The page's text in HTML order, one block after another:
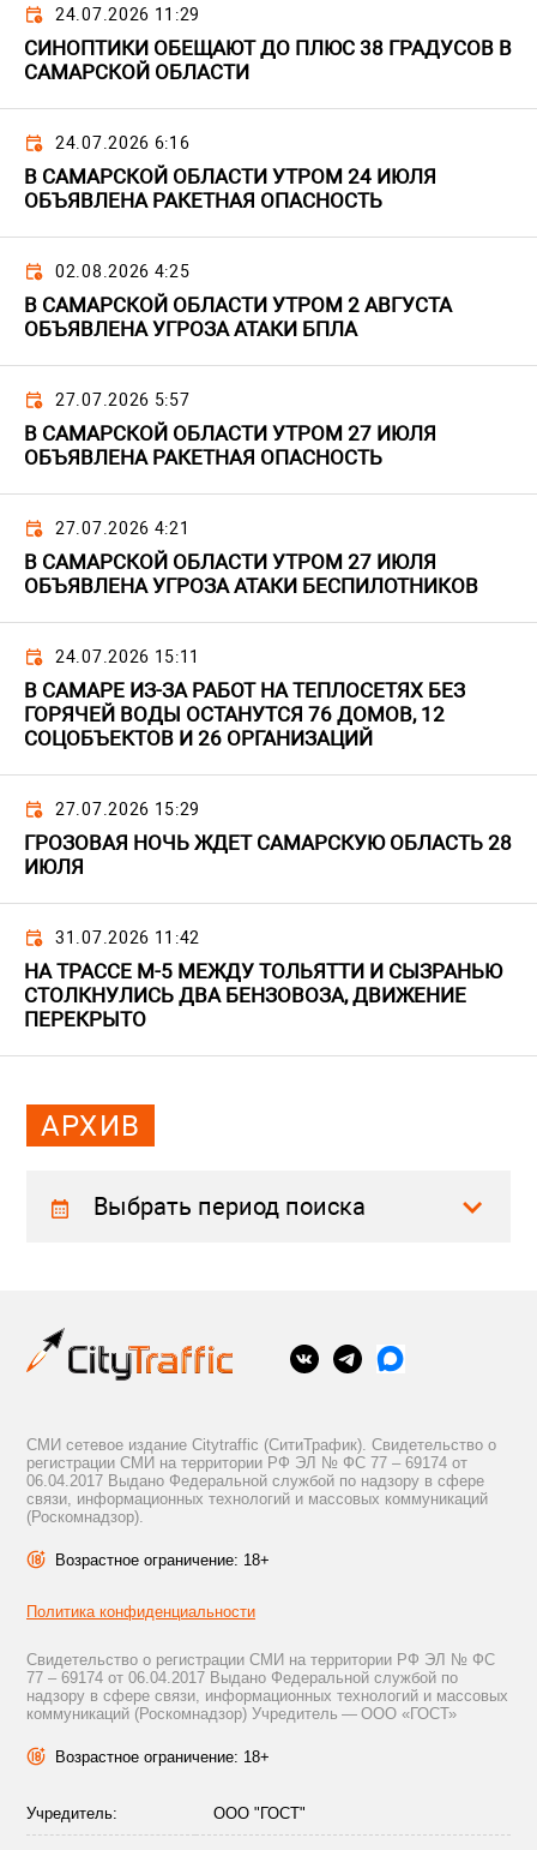
24.07.2026 11:29
СИНОПТИКИ ОБЕЩАЮТ ДО ПЛЮС 38 ГРАДУСОВ В
САМАРСКОЙ ОБЛАСТИ
24.07.2026 6:16
В САМАРСКОЙ ОБЛАСТИ УТРОМ 24 ИЮЛЯ
ОБЪЯВЛЕНА РАКЕТНАЯ ОПАСНОСТЬ
02.08.2026 4:25
В САМАРСКОЙ ОБЛАСТИ УТРОМ 2 АВГУСТА
ОБЪЯВЛЕНА УГРОЗА АТАКИ БПЛА
27.07.2026 5:57
В САМАРСКОЙ ОБЛАСТИ УТРОМ 27 ИЮЛЯ
ОБЪЯВЛЕНА РАКЕТНАЯ ОПАСНОСТЬ
27.07.2026 4:21
В САМАРСКОЙ ОБЛАСТИ УТРОМ 27 ИЮЛЯ
ОБЪЯВЛЕНА УГРОЗА АТАКИ БЕСПИЛОТНИКОВ
24.07.2026 15:11
В САМАРЕ ИЗ-ЗА РАБОТ НА ТЕПЛОСЕТЯХ БЕЗ
ГОРЯЧЕЙ ВОДЫ ОСТАНУТСЯ 76 ДОМОВ, 12
СОЦОБЪЕКТОВ И 26 ОРГАНИЗАЦИЙ
27.07.2026 15:29
ГРОЗОВАЯ НОЧЬ ЖДЕТ САМАРСКУЮ ОБЛАСТЬ 28
ИЮЛЯ
31.07.2026 11:42
НА ТРАССЕ М-5 МЕЖДУ ТОЛЬЯТТИ И СЫЗРАНЬЮ
СТОЛКНУЛИСЬ ДВА БЕНЗОВОЗА, ДВИЖЕНИЕ
ПЕРЕКРЫТО
АРХИВ
Выбрать период поиска
СМИ сетевое издание Citytraffic (СитиТрафик). Свидетельство о
регистрации СМИ на территории РФ ЭЛ № ФС 77 – 69174 от
06.04.2017 Выдано Федеральной службой по надзору в сфере
связи, информационных технологий и массовых коммуникаций
(Роскомнадзор).
Возрастное ограничение: 18+
Политика конфиденциальности
Свидетельство о регистрации СМИ на территории РФ ЭЛ № ФС
77 – 69174 от 06.04.2017 Выдано Федеральной службой по
надзору в сфере связи, информационных технологий и массовых
коммуникаций (Роскомнадзор) Учредитель — ООО «ГОСТ»
Возрастное ограничение: 18+
Учредитель: ООО "ГОСТ"